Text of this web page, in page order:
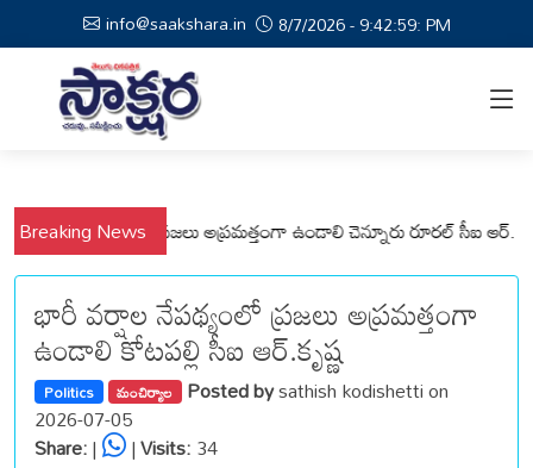
info@saakshara.in 8/7/2026 - 9:43:0: PM
Breaking News
మండలాల ప్రజలు అప్రమత్తంగా ఉండాలి చెన్నూరు రూరల్ సీఐ ఆర్. కృష్ణ
భారీ వర్షాల నేపథ్యంలో ప్రజలు అప్రమత్తంగా
ఉండాలి కోటపల్లి సీఐ ఆర్.కృష్ణ
Politics మంచిర్యాల Posted bysathish kodishetti on
2026-07-05
Share:| |Visits:34